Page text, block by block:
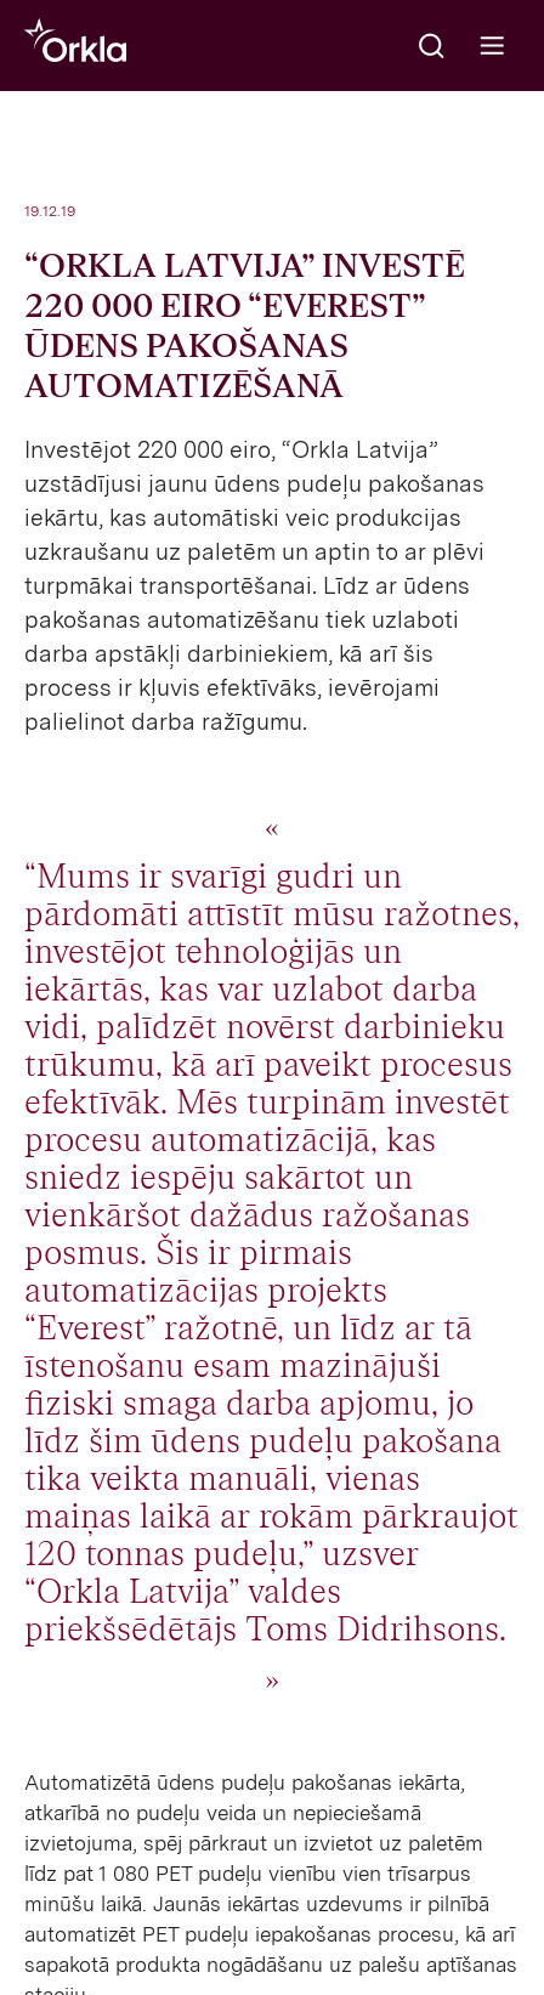
Go to frontpage
Meklēt
19.12.19
“ORKLA LATVIJA” INVESTĒ
220 000 EIRO “EVEREST”
ŪDENS PAKOŠANAS
AUTOMATIZĒŠANĀ
Investējot 220 000 eiro, “Orkla Latvija”
uzstādījusi jaunu ūdens pudeļu pakošanas
iekārtu, kas automātiski veic produkcijas
uzkraušanu uz paletēm un aptin to ar plēvi
turpmākai transportēšanai. Līdz ar ūdens
pakošanas automatizēšanu tiek uzlaboti
darba apstākļi darbiniekiem, kā arī šis
process ir kļuvis efektīvāks, ievērojami
palielinot darba ražīgumu.
“Mums ir svarīgi gudri un
pārdomāti attīstīt mūsu ražotnes,
investējot tehnoloģijās un
iekārtās, kas var uzlabot darba
vidi, palīdzēt novērst darbinieku
trūkumu, kā arī paveikt procesus
efektīvāk. Mēs turpinām investēt
procesu automatizācijā, kas
sniedz iespēju sakārtot un
vienkāršot dažādus ražošanas
posmus. Šis ir pirmais
automatizācijas projekts
“Everest” ražotnē, un līdz ar tā
īstenošanu esam mazinājuši
fiziski smaga darba apjomu, jo
līdz šim ūdens pudeļu pakošana
tika veikta manuāli, vienas
maiņas laikā ar rokām pārkraujot
120 tonnas pudeļu,” uzsver
“Orkla Latvija” valdes
priekšsēdētājs Toms Didrihsons.
Automatizētā ūdens pudeļu pakošanas iekārta,
atkarībā no pudeļu veida un nepieciešamā
izvietojuma, spēj pārkraut un izvietot uz paletēm
līdz pat 1 080 PET pudeļu vienību vien trīsarpus
minūšu laikā. Jaunās iekārtas uzdevums ir pilnībā
automatizēt PET pudeļu iepakošanas procesu, kā arī
sapakotā produkta nogādāšanu uz palešu aptīšanas